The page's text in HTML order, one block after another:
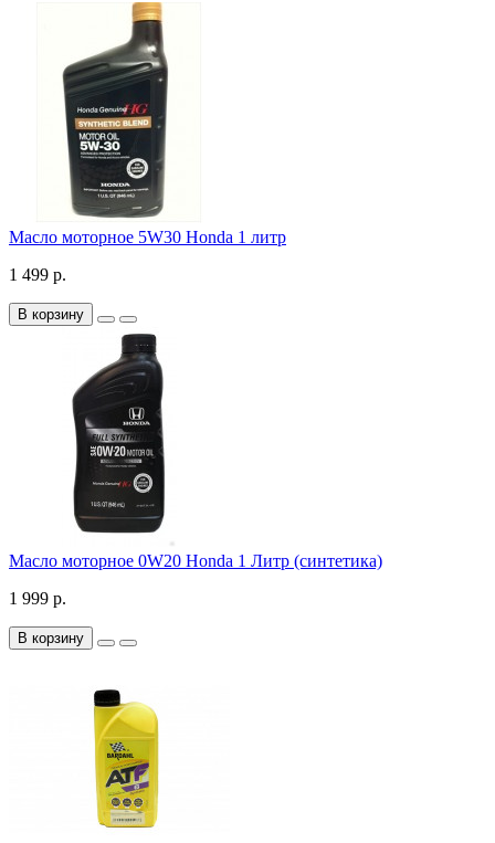
Масло моторное 5W30 Honda 1 литр
1 499 р.
В корзину
Масло моторное 0W20 Honda 1 Литр (синтетика)
1 999 р.
В корзину